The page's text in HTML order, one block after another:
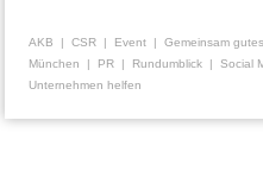
AKB CSR Event Gemeinsam
München
PR Rundumblick Social
Unternehmen helfen